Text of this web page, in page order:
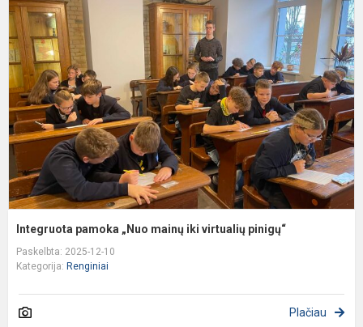
Integruota pamoka „Nuo mainų iki virtualių pinigų“
Paskelbta: 2025-12-10
Kategorija: Renginiai
Plačiau